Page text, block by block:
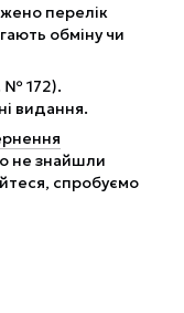
перелік
обміну чи
№ 172).
видання.
не знайшли
спробуємо